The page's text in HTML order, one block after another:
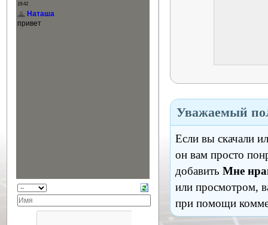
Уважаемый
Если вы скачали
он вам просто
добавить Мне
или просмотром,
при помощи